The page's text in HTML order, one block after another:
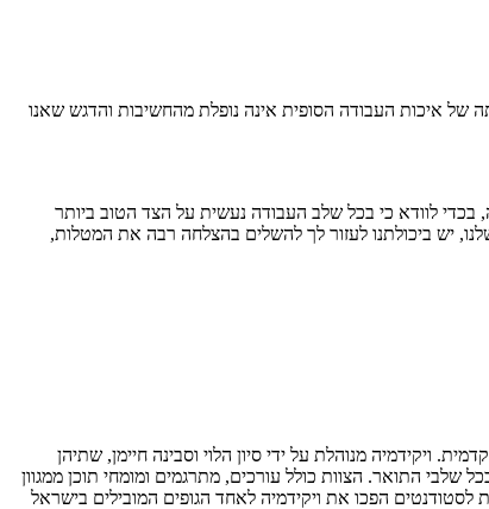
של איכות העבודה הסופית אינה נופלת מהחשיבות והדגש שאנו
לוודא כי בכל שלב העבודה נעשית על הצד הטוב ביותר
יש ביכולתנו לעזור לך להשלים בהצלחה רבה את המטלות,
ויקידמיה מנוהלת על ידי סיון הלוי וסבינה חיימן, שתיהן
התואר. הצוות כולל עורכים, מתרגמים ומומחי תוכן ממגוון
לסטודנטים הפכו את ויקידמיה לאחד הגופים המובילים בישראל